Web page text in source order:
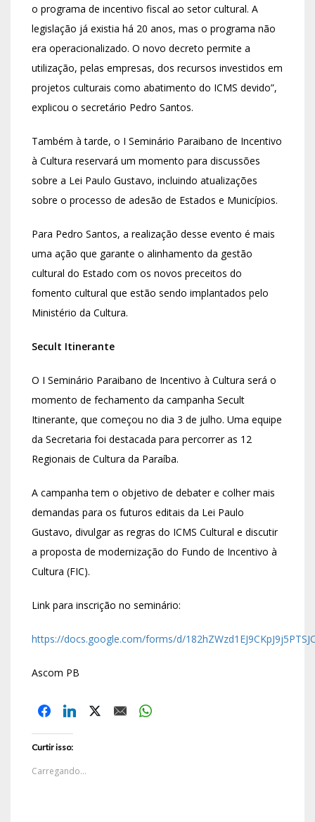
o programa de incentivo fiscal ao setor cultural. A
legislação já existia há 20 anos, mas o programa não
era operacionalizado. O novo decreto permite a
utilização, pelas empresas, dos recursos investidos em
projetos culturais como abatimento do ICMS devido”,
explicou o secretário Pedro Santos.
Também à tarde, o I Seminário Paraibano de Incentivo
à Cultura reservará um momento para discussões
sobre a Lei Paulo Gustavo, incluindo atualizações
sobre o processo de adesão de Estados e Municípios.
Para Pedro Santos, a realização desse evento é mais
uma ação que garante o alinhamento da gestão
cultural do Estado com os novos preceitos do
fomento cultural que estão sendo implantados pelo
Ministério da Cultura.
Secult Itinerante
O I Seminário Paraibano de Incentivo à Cultura será o
momento de fechamento da campanha Secult
Itinerante, que começou no dia 3 de julho. Uma equipe
da Secretaria foi destacada para percorrer as 12
Regionais de Cultura da Paraíba.
A campanha tem o objetivo de debater e colher mais
demandas para os futuros editais da Lei Paulo
Gustavo, divulgar as regras do ICMS Cultural e discutir
a proposta de modernização do Fundo de Incentivo à
Cultura (FIC).
Link para inscrição no seminário:
https://docs.google.com/forms/d/
Ascom PB
Curtir isso:
Carregando...